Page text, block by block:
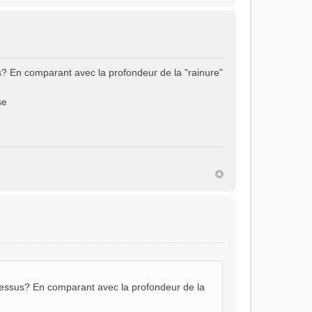
En comparant avec la profondeur de la "rainure"
En comparant avec la profondeur de la